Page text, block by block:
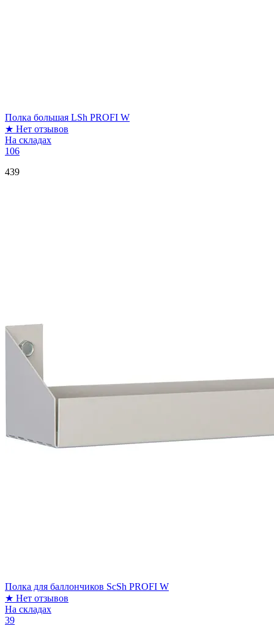
Полка большая LSh PROFI W
★ Нет отзывов
На складах
106
439
Полка для баллончиков ScSh PROFI W
★ Нет отзывов
На складах
39